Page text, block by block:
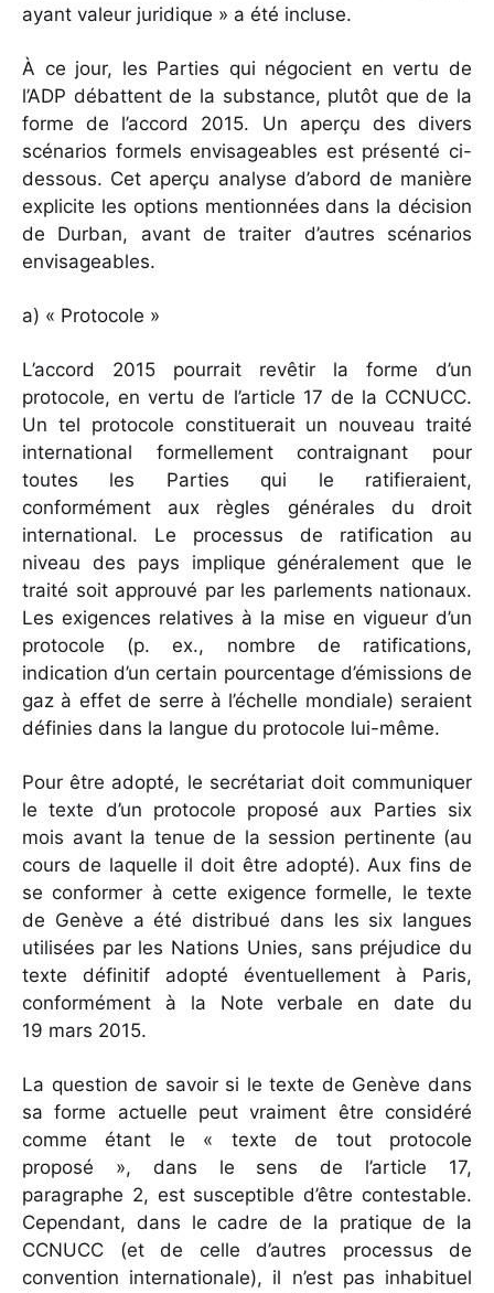
ayant valeur juridique » a été incluse.
À ce jour, les Parties qui négocient en vertu de
l’ADP débattent de la substance, plutôt que de la
forme de l’accord 2015. Un aperçu des divers
scénarios formels envisageables est présenté ci-
dessous. Cet aperçu analyse d’abord de manière
explicite les options mentionnées dans la décision
de Durban, avant de traiter d’autres scénarios
envisageables.
a) « Protocole »
L’accord 2015 pourrait revêtir la forme d’un
protocole, en vertu de l’article 17 de la CCNUCC.
Un tel protocole constituerait un nouveau traité
international formellement contraignant pour
toutes les Parties qui le ratifieraient,
conformément aux règles générales du droit
international. Le processus de ratification au
niveau des pays implique généralement que le
traité soit approuvé par les parlements nationaux.
Les exigences relatives à la mise en vigueur d’un
protocole (p. ex., nombre de ratifications,
indication d’un certain pourcentage d’émissions de
gaz à effet de serre à l’échelle mondiale) seraient
définies dans la langue du protocole lui-même.
Pour être adopté, le secrétariat doit communiquer
le texte d’un protocole proposé aux Parties six
mois avant la tenue de la session pertinente (au
cours de laquelle il doit être adopté). Aux fins de
se conformer à cette exigence formelle, le texte
de Genève a été distribué dans les six langues
utilisées par les Nations Unies, sans préjudice du
texte définitif adopté éventuellement à Paris,
conformément à la Note verbale en date du
19 mars 2015.
La question de savoir si le texte de Genève dans
sa forme actuelle peut vraiment être considéré
comme étant le « texte de tout protocole
proposé », dans le sens de l’article 17,
paragraphe 2, est susceptible d’être contestable.
Cependant, dans le cadre de la pratique de la
CCNUCC (et de celle d’autres processus de
convention internationale), il n’est pas inhabituel